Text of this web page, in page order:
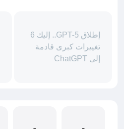
إطلاق GPT-5.. إليك 6
تغييرات كبرى قادمة
إلى ChatGPT